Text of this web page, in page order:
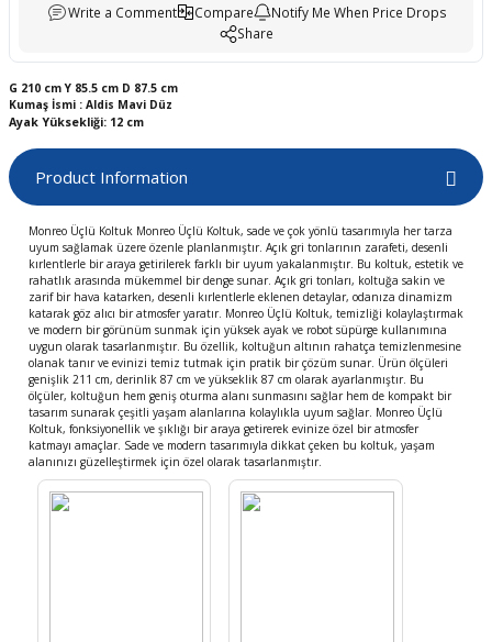
Write a Comment Compare
Notify Me When Price Drops
Share
G 210 cmY 85.5 cm D 87.5 cm
Kumaş İsmi : Aldis Mavi Düz
Ayak Yüksekliği: 12 cm
Product Information
Monreo Üçlü Koltuk Monreo Üçlü Koltuk, sade ve çok yönlü tasarımıyla her tarza
uyum sağlamak üzere özenle planlanmıştır. Açık gri tonlarının zarafeti, desenli
kırlentlerle bir araya getirilerek farklı bir uyum yakalanmıştır. Bu koltuk, estetik ve
rahatlık arasında mükemmel bir denge sunar. Açık gri tonları, koltuğa sakin ve
zarif bir hava katarken, desenli kırlentlerle eklenen detaylar, odanıza dinamizm
katarak göz alıcı bir atmosfer yaratır. Monreo Üçlü Koltuk, temizliği kolaylaştırmak
ve modern bir görünüm sunmak için yüksek ayak ve robot süpürge kullanımına
uygun olarak tasarlanmıştır. Bu özellik, koltuğun altının rahatça temizlenmesine
olanak tanır ve evinizi temiz tutmak için pratik bir çözüm sunar. Ürün ölçüleri
genişlik 211 cm, derinlik 87 cm ve yükseklik 87 cm olarak ayarlanmıştır. Bu
ölçüler, koltuğun hem geniş oturma alanı sunmasını sağlar hem de kompakt bir
tasarım sunarak çeşitli yaşam alanlarına kolaylıkla uyum sağlar. Monreo Üçlü
Koltuk, fonksiyonellik ve şıklığı bir araya getirerek evinize özel bir atmosfer
katmayı amaçlar. Sade ve modern tasarımıyla dikkat çeken bu koltuk, yaşam
alanınızı güzelleştirmek için özel olarak tasarlanmıştır.